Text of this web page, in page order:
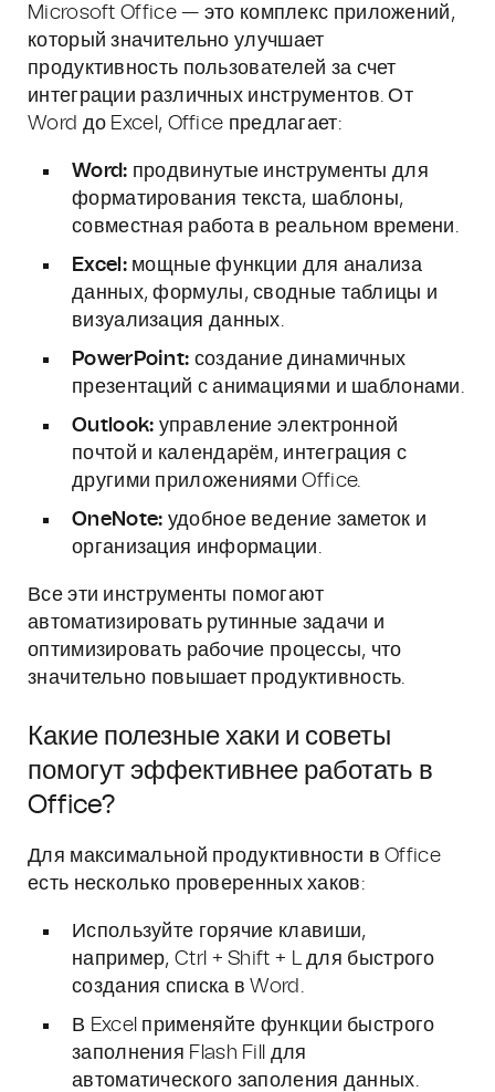
Microsoft Office — это комплекс приложений,
который значительно улучшает
продуктивность пользователей за счет
интеграции различных инструментов. От
Word до Excel, Office предлагает:
Word: продвинутые инструменты для
форматирования текста, шаблоны,
совместная работа в реальном времени.
Excel:мощные функции для анализа
данных, формулы, сводные таблицы и
визуализация данных.
PowerPoint: создание динамичных
презентаций с анимациями и шаблонами.
Outlook: управление электронной
почтой и календарём, интеграция с
другими приложениями Office.
OneNote: удобное ведение заметок и
организация информации.
Все эти инструменты помогают
автоматизировать рутинные задачи и
оптимизировать рабочие процессы, что
значительно повышает продуктивность.
Какие полезные хаки и советы
помогут эффективнее работать в
Office?
Для максимальной продуктивности в Office
есть несколько проверенных хаков:
Используйте горячие клавиши,
например, Ctrl + Shift + L для быстрого
создания списка в Word.
В Excel применяйте функции быстрого
заполнения Flash Fill для
автоматического заполения данных.